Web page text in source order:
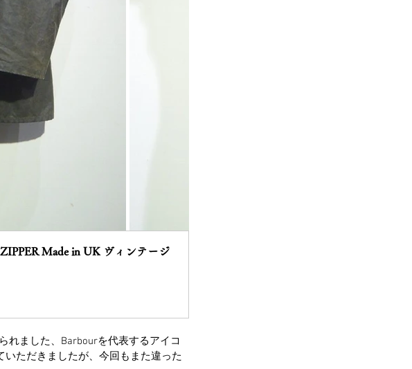
Made in UK ヴィンテージ
れました、Barbourを代表するアイコ
いただきましたが、今回もまた違った